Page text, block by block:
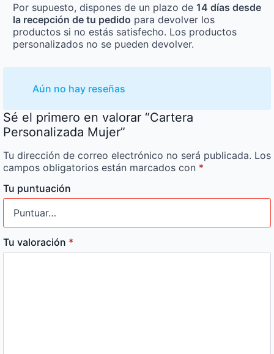
Por supuesto, dispones de un plazo de 14 días desde
la recepción de tu pedido para devolver los
productos si no estás satisfecho. Los productos
personalizados no se pueden devolver.
Aún no hay reseñas
Sé el primero en valorar “Cartera
Personalizada Mujer”
Tu dirección de correo electrónico no será publicada. Los
campos obligatorios están marcados con *
Tu puntuación
Tu valoración *